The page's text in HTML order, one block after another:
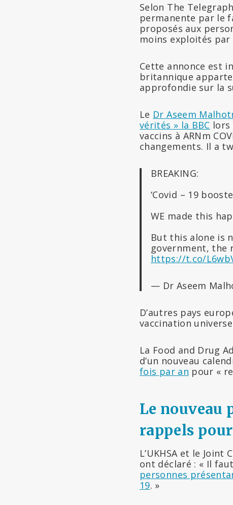
Selon The
permanente par le
proposés aux
moins exploités par
Cette annonce est
britannique
approfondie sur la
Le Dr Aseem
vérités » la BBC lors
vaccins à ARNm
changements. Il a
BREAKING:
‘Covid – 19
WE made this
But this alone is
government, the
https://t.co/
— Dr Aseem
D’autres pays
vaccination
La Food and Drug
d’un nouveau
fois par an pour «
Le nouveau
rappels
L’UKHSA et le
ont déclaré : « Il
personnes
19. »